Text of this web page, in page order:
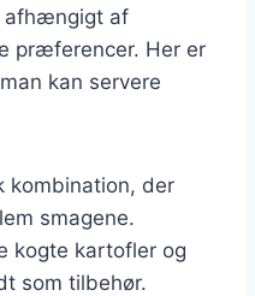
afhængigt af
præferencer. Her er
kan servere
kombination, der
smagene.
kogte kartofler og
som tilbehør.